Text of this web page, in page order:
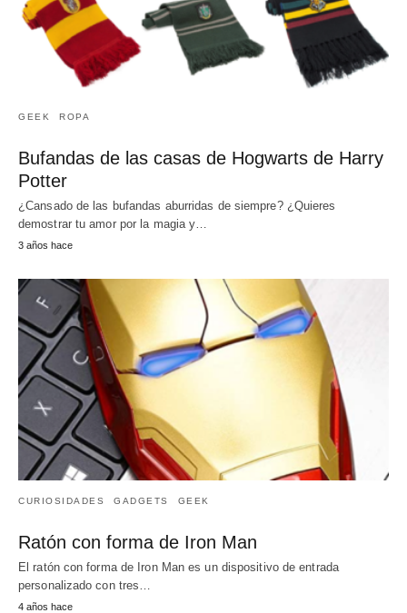
GEEK ROPA
Bufandas de las casas de Hogwarts de Harry
Potter
¿Cansado de las bufandas aburridas de siempre? ¿Quieres
demostrar tu amor por la magia y…
3 años hace
CURIOSIDADES GADGETS GEEK
Ratón con forma de Iron Man
El ratón con forma de Iron Man es un dispositivo de entrada
personalizado con tres…
4 años hace